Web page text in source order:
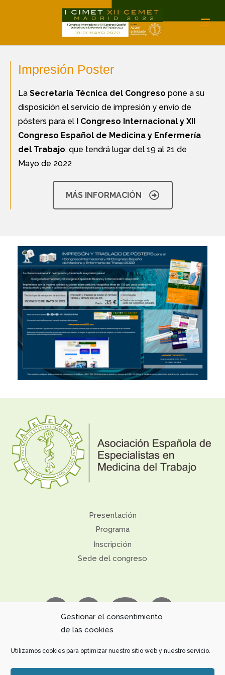
Gestionar el consentimiento
de las cookies
Utilizamos cookies para optimizar nuestro sitio web y nuestro servicio.
Impresión Poster
La Secretaría Técnica del Congreso pone a su
disposición el servicio de impresión y envío de
pósters para el I Congreso Internacional y XII
Congreso Español de Medicina y Enfermería
del Trabajo, que tendrá lugar del 19 al 21 de
Mayo de 2022
MÁS INFORMACIÓN
Presentación
Programa
Inscripción
Sede del congreso
xiicemet2022@kenes.com